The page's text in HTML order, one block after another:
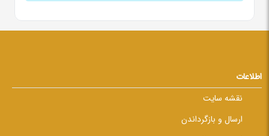
اطلاعات
نقشه سایت
ارسال و بازگرداندن